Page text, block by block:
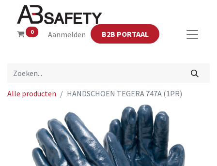
0 Aanmelden B2B PORTAAL
Alle producten HANDSCHOEN TEGERA 747A (1PR)